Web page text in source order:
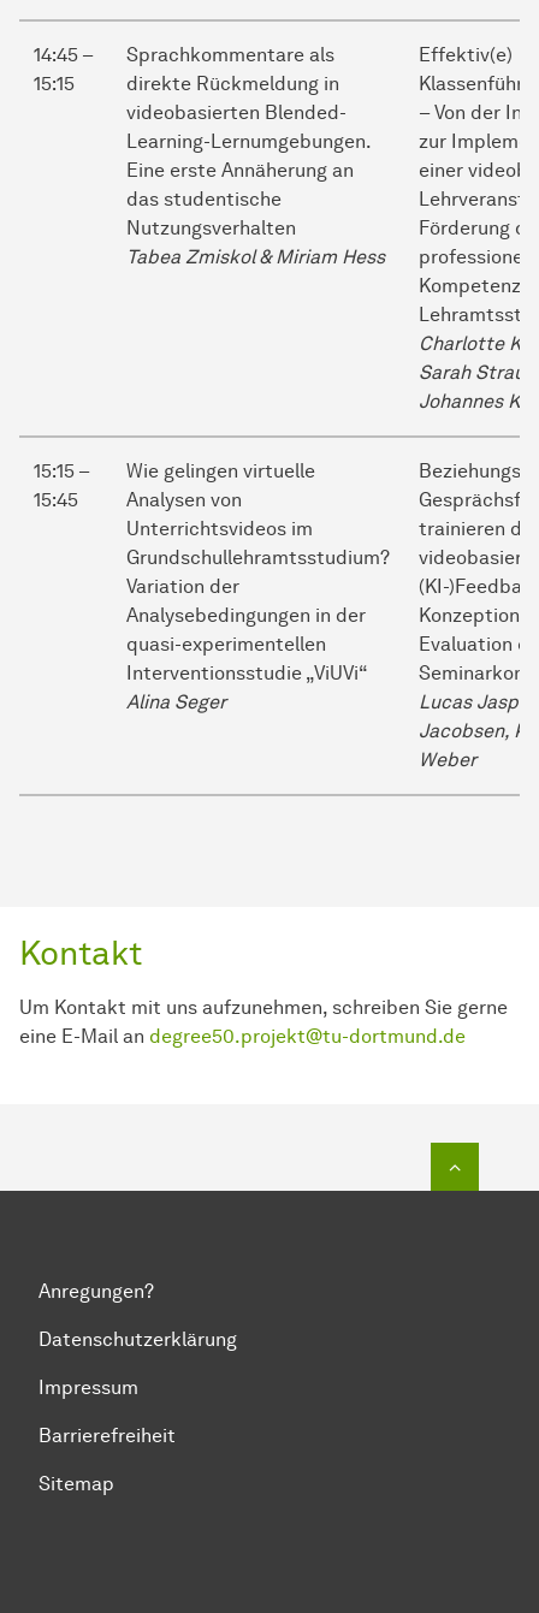
14:45 –
15:15
Sprachkommentare als
direkte Rückmeldung in
videobasierten Blended-
Learning-Lernumgebungen.
Eine erste Annäherung an
das studentische
Nutzungsverhalten
Tabea Zmiskol & Miriam Hess
Effektiv(e)
– Von der
zur
einer
Förderung
Kompetenz
Charlotte
Sarah Strauß
Johannes
15:15 –
15:45
Wie gelingen virtuelle
Analysen von
Unterrichtsvideos im
Grundschullehramtsstudium?
Variation der
Analysebedingungen in der
quasi-experimentellen
Interventionsstudie „ViUVi“
Alina Seger
trainieren
(KI-
Konzeption
Evaluation
Lucas Jasper
Jacobsen,
Weber
Kontakt
Um Kontakt mit uns aufzunehmen, schreiben Sie gerne
eine E-Mail an degree50.projekt@tu-dortmund.de
Anregungen?
Datenschutzerklärung
Impressum
Barrierefreiheit
Sitemap